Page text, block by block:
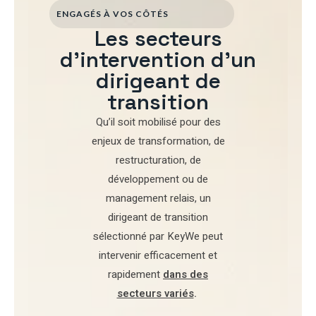
ENGAGÉS À VOS CÔTÉS
Les secteurs
d'intervention d'un
dirigeant de
transition
Qu’il soit mobilisé pourdes
enjeux de transformation, de
restructuration, de
développementou de
management relais, un
dirigeant de transition
sélectionné par KeyWe peut
intervenir efficacement et
rapidement dans des
secteurs variés.